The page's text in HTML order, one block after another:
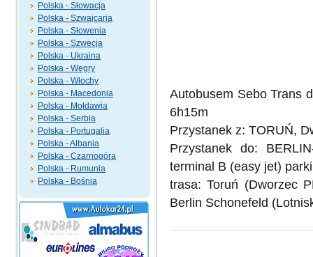
Polska - Słowacja
Polska - Szwajcaria
Polska - Słowenia
Polska - Szwecja
Polska - Ukraina
Polska - Węgry
Polska - Włochy
Polska - Macedonia
Polska - Mołdawia
Polska - Serbia
Polska - Portugalia
Polska - Albania
Polska - Czarnogóra
Polska - Rumunia
Polska - Bośnia
Autobusem Sebo Trans
6h15m
Przystanek z: TORUŃ,
Przystanek do:
terminal B (easy jet)
trasa: Toruń (Dworzec
Berlin Schonefeld